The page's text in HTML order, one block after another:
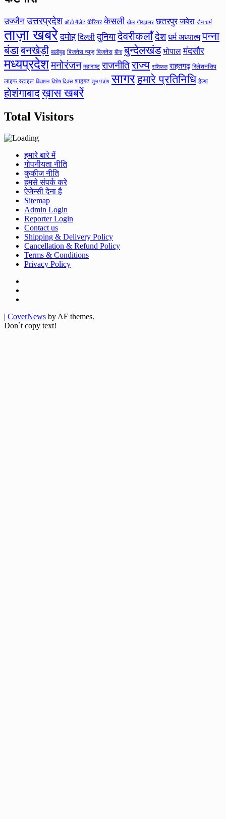
उज्जैन उत्तरप्रदेश ऑटो गैजेट कॅरियर केसली खेल गौरझामर छतरपुर जबेरा जैन धर्म
ताज़ा खबरे दमोह दिल्ली दुनिया देवरीकलाँदेश धर्म अध्यात्म पन्ना
बंडाबनखेड़ी बालीबुड बिजनेस न्यूज़ बिज़नेस बीना बुन्देलखंड भोपाल मंदसौर
मध्यप्रदेशमनोरंजन महाराष्ट राजनीतिराज्य राशिफल राहतगढ़ रिलेशनसिप
लाइफ स्टाइल विज्ञापन विशेष दिवस शाहगढ़ शुभ पंचांग सागरहमारे प्रतिनिधि हेल्थ
होशंगाबादख़ास खबरें
Total Visitors
हमारे बारे में
गोपनीयता नीति
कुकीज नीति
हमसे संपर्क करे
ऐजेन्सी देना है
Sitemap
Admin Login
Reporter Login
Contact us
Shipping & Delivery Policy
Cancellation & Refund Policy
Terms & Conditions
Privacy Policy
| CoverNews by AF themes.
Don`t copy text!